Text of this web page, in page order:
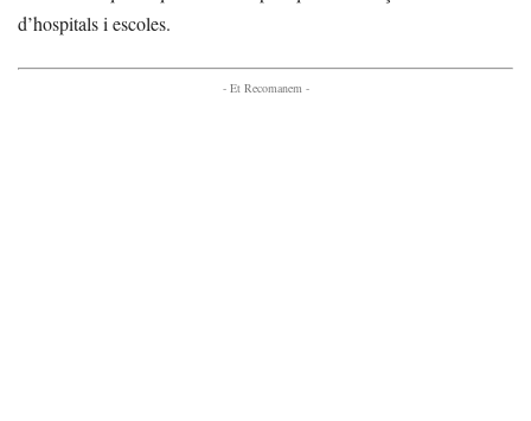
d’hospitals i escoles.
- Et Recomanem -